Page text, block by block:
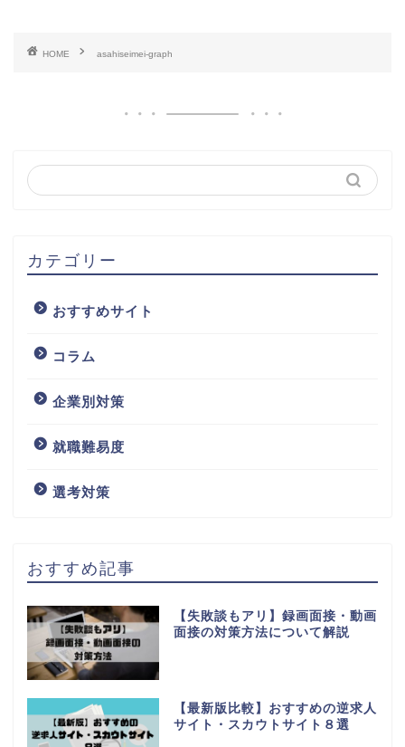
HOME asahiseimei-graph
カテゴリー
おすすめサイト
コラム
企業別対策
就職難易度
選考対策
おすすめ記事
【失敗談もアリ】録画面接・動画
面接の対策方法について解説
【最新版比較】おすすめの逆求人
サイト・スカウトサイト８選